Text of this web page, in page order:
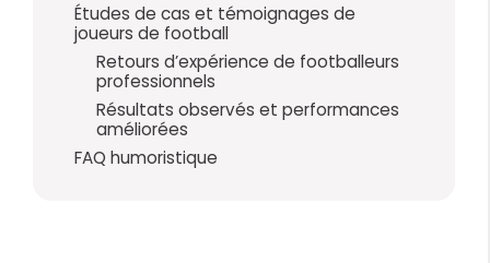
Études de cas et témoignages de
joueurs de football
Retours d’expérience de footballeurs
professionnels
Résultats observés et performances
améliorées
FAQ humoristique